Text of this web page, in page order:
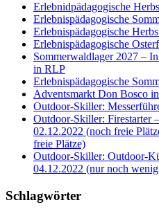
Erlebnidpädagogische
Erlebnispädagogische
Erlebnispädagogische
Erlebnispädagogische
Sommerwaldlager 2027 –
in RLP
Erlebnispädagogische
Adventsmarkt Don Bosco
Outdoor-Skiller:
Outdoor-Skiller: Firestarter
02.12.2022 (noch freie
freie Plätze)
Outdoor-Skiller: Outdoor-
04.12.2022 (nur noch
Schlagwörter